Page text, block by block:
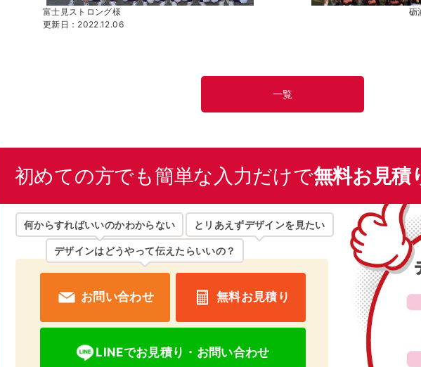
富士見ストロング様
更新日：2022.12.06
砺
一覧
初めての方でも簡単な入力だけで無料お見積
何からすればいいのかわからない
デザインはどうやって伝えたらいいの？
とリあえずデザインを見たい
お問い合わせ 無料お見積り
LINEでお見積り・お問い合わせ